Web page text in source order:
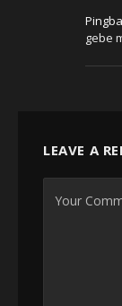
gebe
LEAVE A